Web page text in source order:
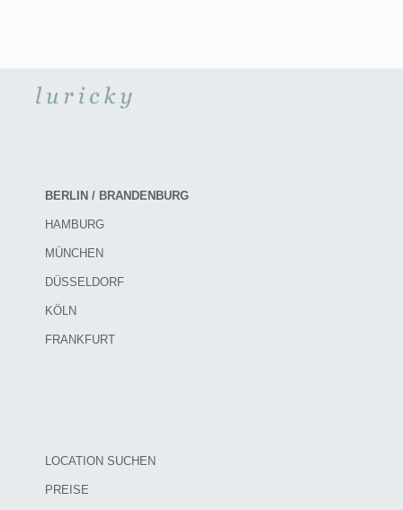
BERLIN / BRANDENBURG
HAMBURG
MÜNCHEN
DÜSSELDORF
KÖLN
FRANKFURT
LOCATION SUCHEN
PREISE